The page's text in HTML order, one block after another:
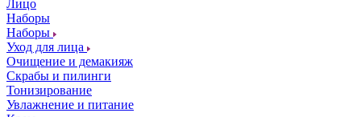
Лицо
Наборы
Наборы
Уход для лица
Очищение и демакияж
Скрабы и пилинги
Тонизирование
Увлажнение и питание